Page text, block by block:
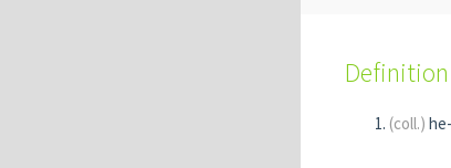
Definition
(coll.)